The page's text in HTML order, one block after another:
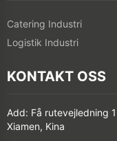
Catering Industri
Logistik Industri
KONTAKT OSS
Add: Få rutevejledning
Xiamen, Kina